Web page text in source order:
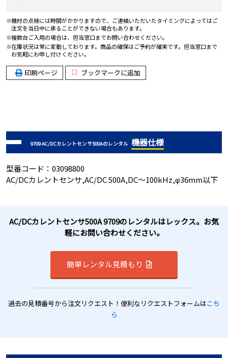
機材の点検には時間がかかりますので、ご連絡いただいたタイミングによってはご
注文を当日中に承ることができない場合もあります。
複数台ご入用の場合は、担当窓口までお問い合わせください。
在庫状況は常に変動しております。商品の確保はご予約が確実です。担当窓口まで
お気軽にお申し付けください。
印刷ページ ブックマークに追加
9709 AC/DCカレントセンサ500Aのレンタル 機器仕様
型番コード：03098800
AC/DCカレントセンサ,AC/DC 500A,DC～100kHz,φ36mm以下
AC/DCカレントセンサ500A 9709のレンタルはレックス。お気
軽にお問い合わせください。
簡単レンタル見積もり
過去の見積番号から注文リクエスト！便利なリクエストフォームはこち
ら